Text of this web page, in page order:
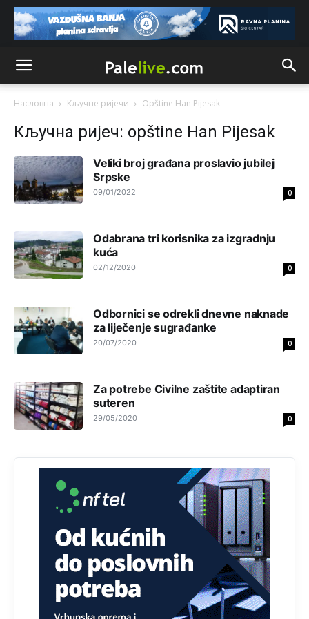
Насловна Кључне ријечи Opštine Han Pijesak
Кључна ријеч: opštine Han Pijesak
Veliki broj građana proslavio jubilej
Srpske
09/01/2022 0
Odabrana tri korisnika za izgradnju
kuća
02/12/2020 0
Odbornici se odrekli dnevne naknade
za liječenje sugrađanke
20/07/2020 0
Za potrebe Civilne zaštite adaptiran
suteren
29/05/2020 0
Анонимно2022778 8:01
U SAD poslje zatvaranja biracki mesta,za 5 minuta znaju
ko je pobjedio... u Japanu za 2 minuta,kod nas mjesec
dana pre izbora zna se ko ce pobediti!!
Jel moguće da toliko zaostaju za nama..
Анонимно2818605
Bosni i Hercegovini ima 89.794 nepismenih osoba, što
čini 2,82% ukupnog stanovništva starijeg od 10 godina
Анонимно2818605
stopu nepismenosti u regionu.
Анонимно2818605 11:21
zapravo glasaju po nalogu političkih partija, a ne po želji
birača).
Анонимно2818605
nepismeno, što čini 38,7% ukupnog stanovništva starijeg
od 10 godina
Анонимно2818605
Prema podacima o informaciono-komunikacionim
tehnologijama, čak 33,4% domaćinstava u BiH uopšte
nema pristup računaru bilo koje vrste (desktop, laptop ili
tablet
Анонимно2818605
11:34